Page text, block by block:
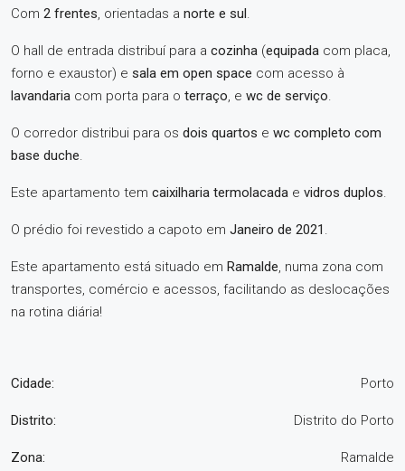
Com 2 frentes, orientadas a norte e sul.
O hall de entrada distribuí para a cozinha (equipada com placa,
forno e exaustor) e sala em open space com acesso à
lavandaria com porta para o terraço, e wc de serviço.
O corredor distribui para os dois quartos e wc completo com
base duche.
Este apartamento tem caixilharia termolacada e vidros duplos.
O prédio foi revestido a capoto em Janeiro de 2021 .
Este apartamento está situado em Ramalde, numa zona com
transportes, comércio e acessos, facilitando as deslocações
na rotina diária!
Cidade: Porto
Distrito: Distrito do Porto
Zona: Ramalde